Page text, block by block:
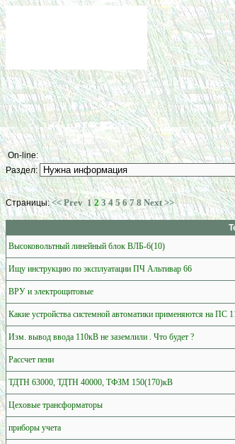
On-line:
Раздел:
Страницы:<< Prev 1 2 3 4 5 6 7 8 Next >>
Высоковольтный линейный блок ВЛБ-6(10)
Ищу инструкцию по эксплуатации ПЧ Альтивар 66
ВРУ и электрощитовые
Какие устройства системной автоматики применяются на ПС
Изм. вывод ввода 110кВ не заземлили . Что будет ?
Рассчет пени
ТДТН 63000, ТДТН 40000, ТФЗМ 150(170)кВ
Цеховые трансформаторы
приборы учета